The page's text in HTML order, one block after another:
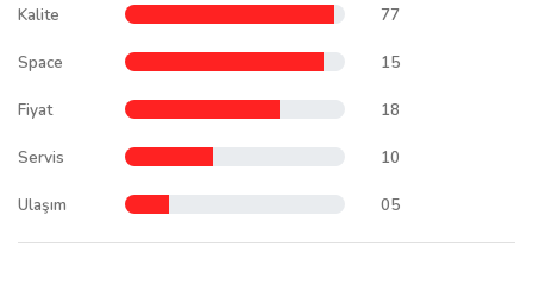
Kalite 77
Space 15
Fiyat 18
Servis 10
Ulaşım 05